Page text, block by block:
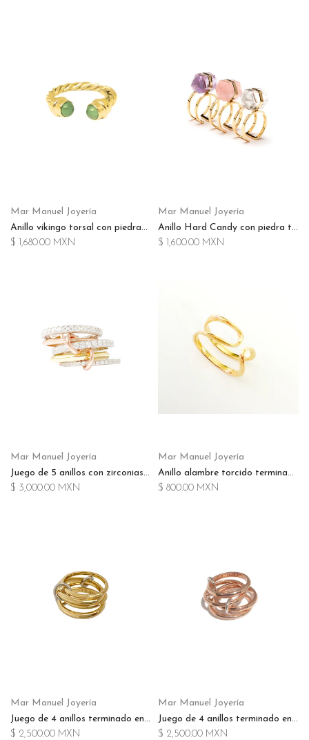
Mar Manuel Joyería
Anillo vikingo torsal con piedras naturales terminado en chapa de oro 14k
$ 1,680.00 MXN
Mar Manuel Joyería
Anillo Hard Candy con piedra tallada terminado en chapa de oro de 14k
$ 1,600.00 MXN
Mar Manuel Joyería
Juego de 5 anillos con zirconias en plata .925 terminado en chapa de oro amarillo, rosa de 14K y terminado en rodio
$ 3,000.00 MXN
Mar Manuel Joyería
Anillo alambre torcido terminado en chapa de oro de 14k
$ 800.00 MXN
Mar Manuel Joyería
Juego de 4 anillos terminado en oro 14K con uniones en rodio
$ 2,500.00 MXN
Mar Manuel Joyería
Juego de 4 anillos terminado en oro rosado 14k con uniones en rodio
$ 2,500.00 MXN